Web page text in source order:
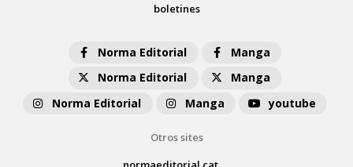
boletines
Norma Editorial
Manga
Norma Editorial
Manga
Norma Editorial
Manga youtube
Otros sites